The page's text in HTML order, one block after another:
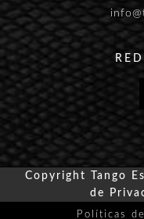
Copyright Tango
de
Políticas